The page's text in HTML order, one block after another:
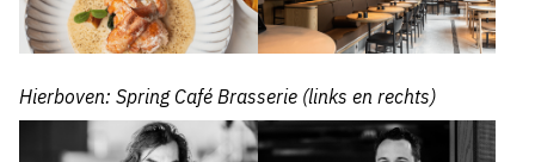
Hierboven: Spring Café Brasserie (links en rechts)